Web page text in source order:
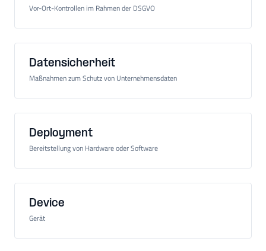
Vor-Ort-Kontrollen im Rahmen der DSGVO
Datensicherheit
Maßnahmen zum Schutz von Unternehmensdaten
Deployment
Bereitstellung von Hardware oder Software
Device
Gerät